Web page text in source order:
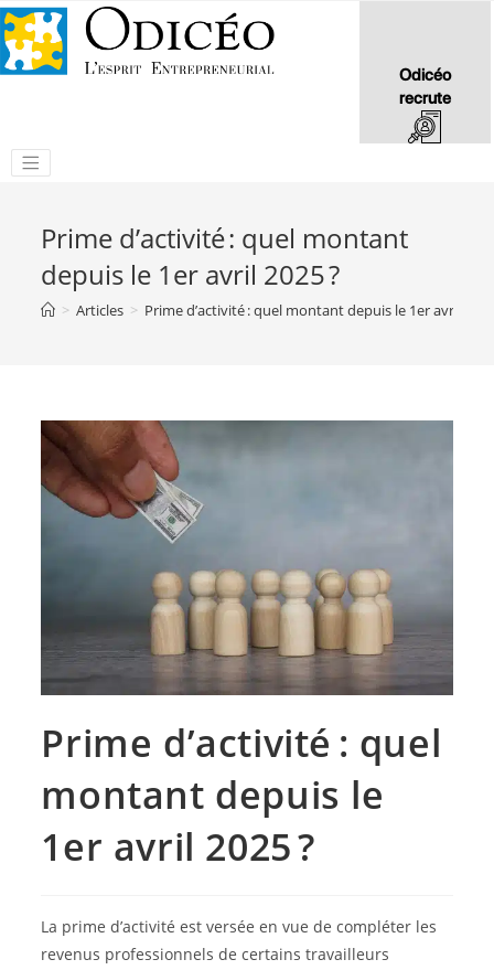
Odicéo
recrute
Prime d’activité : quel montant
depuis le 1er avril 2025 ?
> Articles > Prime d’activité : quel montant depuis le 1er avril
Prime d’activité : quel
montant depuis le
1er avril 2025 ?
La prime d’activité est versée en vue de compléter les
revenus professionnels de certains travailleurs